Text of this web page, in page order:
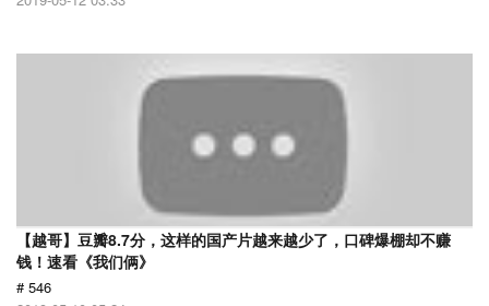
【越哥】豆瓣8.7分，这样的国产片越来越少了，口碑爆棚却不赚
钱！速看《我们俩》
# 546